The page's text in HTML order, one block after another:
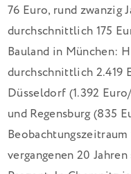
76 Euro, rund zwanzig
durchschnittlich 175
Bauland in München:
durchschnittlich 2.419
Düsseldorf (1.392
und Regensburg (835
vergangenen 20